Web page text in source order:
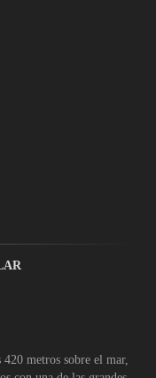
420 metros sobre el mar,